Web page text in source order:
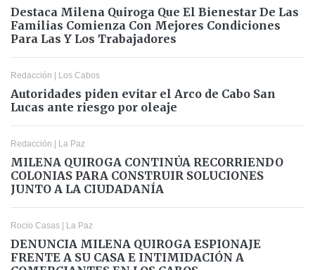
Destaca Milena Quiroga Que El Bienestar De Las
Familias Comienza Con Mejores Condiciones
Para Las Y Los Trabajadores
Redacción | Los Cabos
Autoridades piden evitar el Arco de Cabo San
Lucas ante riesgo por oleaje
Redacción | La Paz
MILENA QUIROGA CONTINÚA RECORRIENDO
COLONIAS PARA CONSTRUIR SOLUCIONES
JUNTO A LA CIUDADANÍA
Rocio Casas | La Paz
DENUNCIA MILENA QUIROGA ESPIONAJE
FRENTE A SU CASA E INTIMIDACIÓN A